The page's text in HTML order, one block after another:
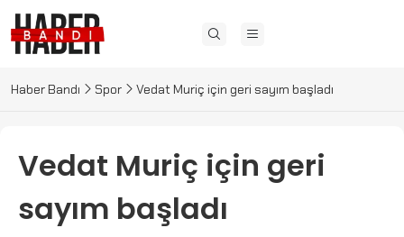
Haber Bandı Spor Vedat Muriç için geri sayım başladı
Vedat Muriç için geri
sayım başladı